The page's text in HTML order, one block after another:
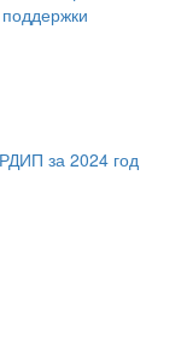
за 2024 год